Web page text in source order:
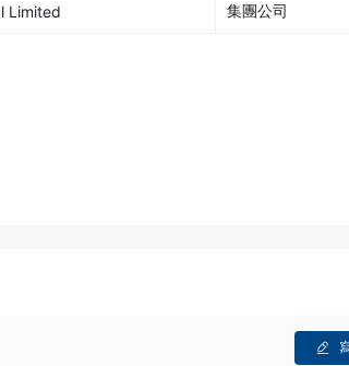
提供有價值的見解和實用指南。
未投資現金和保證金利率的缺乏指定利率。
Limited 集團公司